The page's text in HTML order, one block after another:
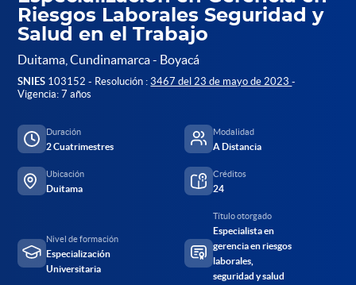
Riesgos Laborales Seguridad y
Salud en el Trabajo
Duitama, Cundinamarca - Boyacá
SNIES 103152 - Resolución :3467 del 23 de mayo de 2023-
Vigencia: 7 años
Duración
2 Cuatrimestres
Modalidad
A Distancia
Ubicación
Duitama
Créditos
24
Nivel de formación
Especialización
Universitaria
Título otorgado
Especialista en
gerencia en riesgos
laborales,
seguridad y salud